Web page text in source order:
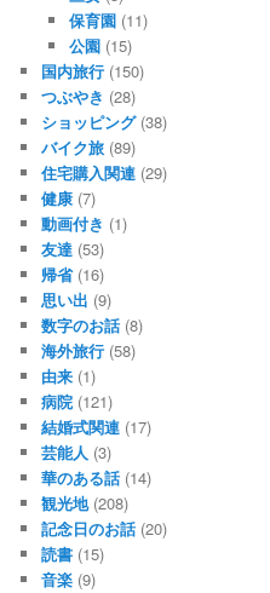
保育園(11)
公園(15)
国内旅行 (150)
つぶやき (28)
ショッピング(38)
バイク旅 (89)
住宅購入関連 (29)
健康 (7)
動画付き (1)
友達 (53)
帰省(16)
思い出 (9)
数字のお話 (8)
海外旅行 (58)
由来 (1)
病院 (121)
結婚式関連 (17)
芸能人 (3)
華のある話 (14)
観光地(208)
記念日のお話 (20)
読書 (15)
音楽 (9)